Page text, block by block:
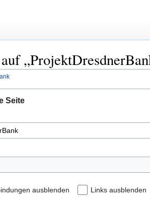
Seite
ausblenden Links ausblenden